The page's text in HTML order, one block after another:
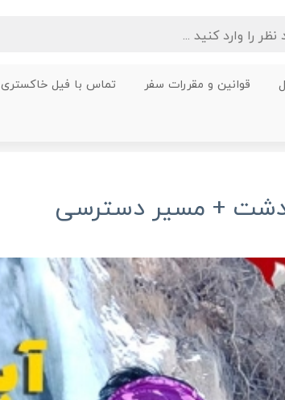
قوانین و مقررات سفر تماس با فیل خاکستری
+ مسیر دسترسی